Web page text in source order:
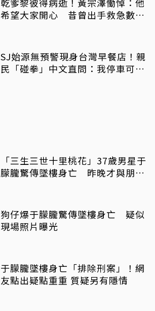
乾爹黎彼得病逝！黃宗澤慟悼：他
希望大家開心 昔曾出手救急數十
SJ始源無預警現身台灣早餐店！親
民「碰拳」中文直問：我停車可以
「三生三世十里桃花」37歲男星于
朦朧驚傳墜樓身亡 昨晚才與朋友
狗仔爆于朦朧驚傳墜樓身亡 疑似
現場照片曝光
于朦朧墜樓身亡「排除刑案」！網
友點出疑點重重 質疑另有隱情